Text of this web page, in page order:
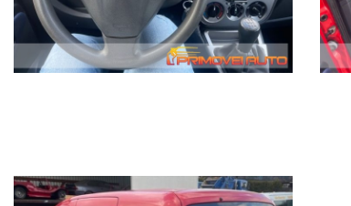
Antinebbia Specchio esterno elettrico Alzacristalli